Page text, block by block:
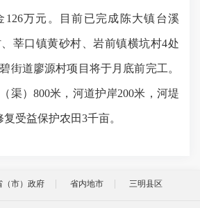
126万元。目前已完成陈大镇台溪
莘口镇黄砂村、岩前镇横坑村4处
街道廖源村项目将于月底前完工。
渠） 800米，河道护岸200米，河堤
受益保护农田3千亩。
（市）政府 省内地市 三明县区